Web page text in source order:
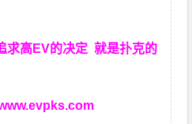
求高EV的决定就是扑克的